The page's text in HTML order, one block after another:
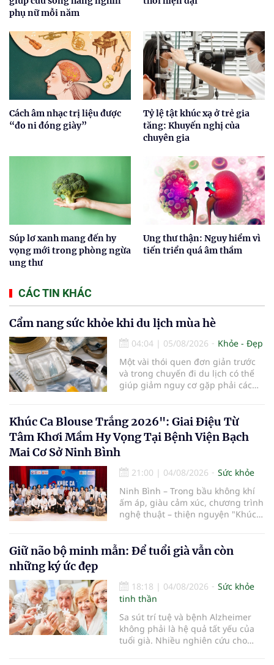
phụ nữ mỗi năm
Cách âm nhạc trị liệu được
“đo ni đóng giày”
Tỷ lệ tật khúc xạ ở trẻ gia
tăng: Khuyến nghị của
chuyên gia
Súp lơ xanh mang đến hy
vọng mới trong phòng ngừa
ung thư
Ung thư thận: Nguy hiểm vì
tiến triển quá âm thầm
CÁC TIN KHÁC
Cẩm nang sức khỏe khi du lịch mùa hè
04:04 | 05/08/2026
Khỏe - Đẹp
Một vài thói quen đơn giản trước
và trong chuyến đi du lịch có thể
giúp giảm nguy cơ gặp phải các
Khúc Ca Blouse Trắng 2026": Giai Điệu Từ
Tâm Khơi Mầm Hy Vọng Tại Bệnh Viện Bạch
Mai Cơ Sở Ninh Bình
21:00 | 04/08/2026
Sức khỏe
Ninh Bình – Trong bầu không khí
ấm áp, giàu cảm xúc, chương trình
nghệ thuật – thiện nguyện "Khúc
điểm dừng chân đầu tiên tại Bệnh
viện Bạch Mai cơ sở Ninh Bình.
Giữ não bộ minh mẫn: Để tuổi già vẫn còn
những ký ức đẹp
18:18 | 04/08/2026
Sức khỏe
tinh thần
Sa sút trí tuệ và bệnh Alzheimer
không phải là hệ quả tất yếu của
tuổi già. Nhiều nghiên cứu cho